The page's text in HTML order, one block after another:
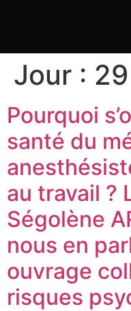
Jour :
Pourquoi
santé du
au travail ?
Ségolène
nous en
ouvrage
risques